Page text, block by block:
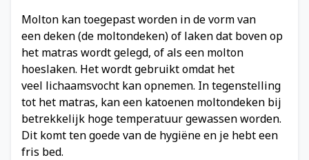
Molton kan toegepast worden in de vorm van
een deken (de moltondeken) of laken dat boven op
het matras wordt gelegd, of als een molton
hoeslaken. Het wordt gebruikt omdat het
veel lichaamsvocht kan opnemen. In tegenstelling
tot het matras, kan een katoenen moltondeken bij
betrekkelijk hoge temperatuur gewassen worden.
Dit komt ten goede van de hygiëne en je hebt een
fris bed.